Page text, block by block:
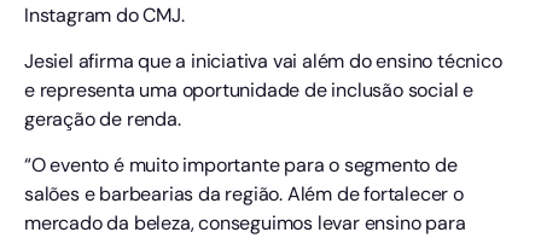
Instagram do CMJ.
Jesiel afirma que a iniciativa vai além do ensino técnico
e representa uma oportunidade de inclusão social e
geração de renda.
“O evento é muito importante para o segmento de
salões e barbearias da região. Além de fortalecer o
mercado da beleza, conseguimos levar ensino para